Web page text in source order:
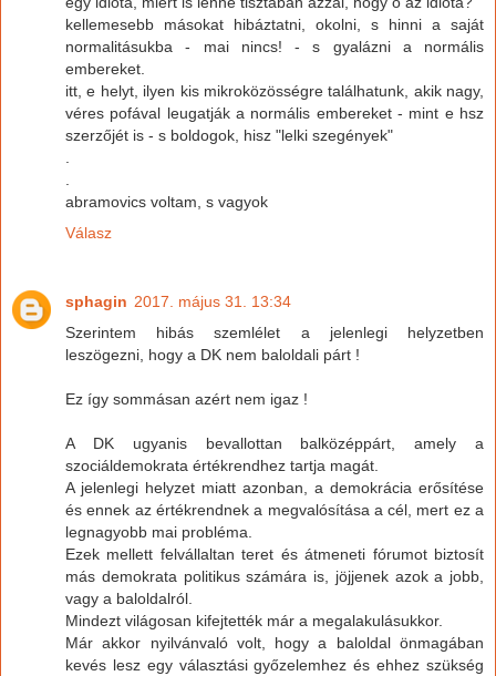
kellemesebb másokat hibáztatni, okolni, s hinni a saját
normalitásukba - mai nincs! - s gyalázni a normális
embereket.
itt, e helyt, ilyen kis mikroközösségre találhatunk, akik nagy,
véres pofával leugatják a normális embereket - mint e hsz
szerzőjét is - s boldogok, hisz "lelki szegények"
abramovics voltam, s vagyok
Válasz
sphagin 2017. május 31. 13:34
Szerintem hibás szemlélet a jelenlegi helyzetben
leszögezni, hogy a DK nem baloldali párt !
Ez így sommásan azért nem igaz !
A DK ugyanis bevallottan balközéppárt, amely a
szociáldemokrata értékrendhez tartja magát.
A jelenlegi helyzet miatt azonban, a demokrácia erősítése
és ennek az értékrendnek a megvalósítása a cél, mert ez a
legnagyobb mai probléma.
Ezek mellett felvállaltan teret és átmeneti fórumot biztosít
más demokrata politikus számára is, jöjjenek azok a jobb,
vagy a baloldalról.
Mindezt világosan kifejtették már a megalakulásukkor.
Már akkor nyilvánvaló volt, hogy a baloldal önmagában
kevés lesz egy választási győzelemhez és ehhez szükség